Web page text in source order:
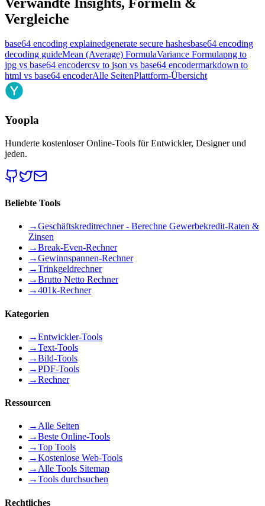
Vergleiche
base64 encoding explainedgenerate secure hashesbase64 encoding
decoding guideMean (Average) FormulaVariance Formulapng to
jpg vs base64 encodercsv to json vs base64 encodermarkdown to
html vs base64 encoderAlle SeitenPlattform-Übersicht
Yoopla
Hunderte kostenloser Online-Tools für Entwickler, Designer und
jeden.
Beliebte Tools
→Geschäftskreditrechner - Berechne Gewerbekredit-Raten &
Zinsen
→Break-Even-Rechner
→Gewinnspannen-Rechner
→Trinkgeldrechner
→Brutto Netto Rechner
→401k-Rechner
Kategorien
→Entwickler-Tools
→Text-Tools
→Bild-Tools
→PDF-Tools
→Rechner
Ressourcen
→Alle Seiten
→Beste Online-Tools
→Top Tools
→Kostenlose Web-Tools
→Alle Tools Sitemap
→Tools durchsuchen
Rechtliches